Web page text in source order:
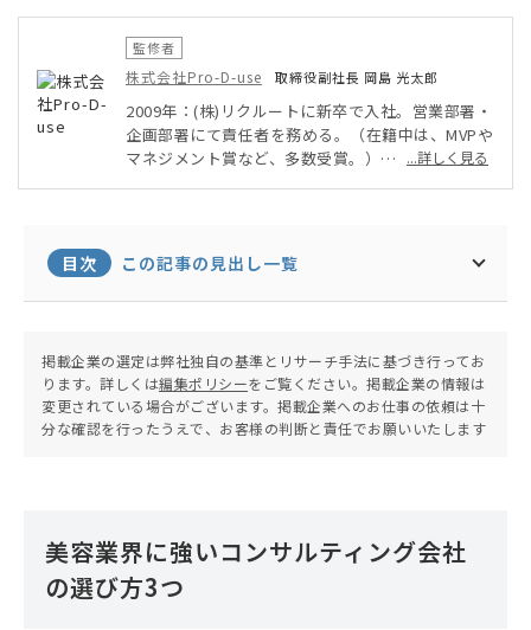
監修者
株式会社Pro-D-use 取締役副社長 岡島 光太郎
2009年：(株)リクルートに新卒で入社。営業部署・
企画部署にて責任者を務める。（在籍中は、MVPや
マネジメント賞など、多数受賞。）
2014年：アソビュー(株)に転職。その後、営業責任
者、新規事業責任者、事業企画を歴任。
2015年：(株)Pro-D-useを創業。取締役副社長（現
ーケティングを主軸とした売れる仕組み作り、業務
システムの導入・運用、融資を中心とした資金調
達〜財務のコンサルティングを得意としている。
また、個人でも中小企業の融資を支援するサービス
...詳しく見る
目次 この記事の見出し一覧
掲載企業の選定は弊社独自の基準とリサーチ手法に基づき行ってお
ります。詳しくは編集ポリシーをご覧ください。掲載企業の情報は
変更されている場合がございます。掲載企業へのお仕事の依頼は十
分な確認を行ったうえで、お客様の判断と責任でお願いいたします
美容業界に強いコンサルティング会社
の選び方3つ